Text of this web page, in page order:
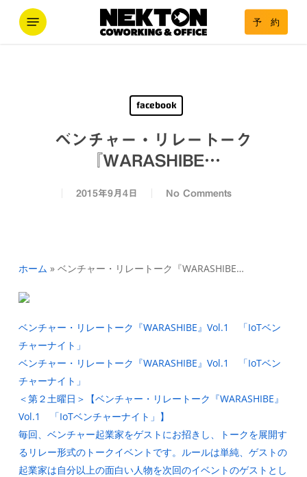
予 約
Menu
facebook
ベンチャー・リレートーク
『WARASHIBE…
2015年9月4日 No Comments
ホーム » ベンチャー・リレートーク『WARASHIBE…
ベンチャー・リレートーク『WARASHIBE』Vol.1 「IoTベン
チャーナイト」
ベンチャー・リレートーク『WARASHIBE』Vol.1 「IoTベン
チャーナイト」
＜第２土曜日＞【ベンチャー・リレートーク『WARASHIBE』
Vol.1 「IoTベンチャーナイト」】
毎回、ベンチャー起業家をゲストにお招きし、トークを展開す
るリレー形式のトークイベントです。ルールは単純、ゲストの
起業家は自分以上の面白い人物を次回のイベントのゲストとし